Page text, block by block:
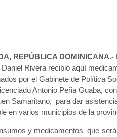
REPÚBLICA DOMINICANA.-
Rivera recibió aquí
por el Gabinete de Política
Antonio Peña Guaba,
Samaritano, para dar
en varios municipios de la
y medicamentos que